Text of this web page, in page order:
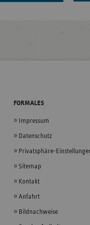
FORMALES
Impressum
Datenschutz
Privatsphäre-
Sitemap
Kontakt
Anfahrt
Bildnachweise